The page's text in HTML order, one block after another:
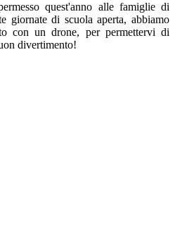
quest'anno alle famiglie di
giornate di scuola aperta, abbiamo
con un drone, per permettervi di
divertimento!